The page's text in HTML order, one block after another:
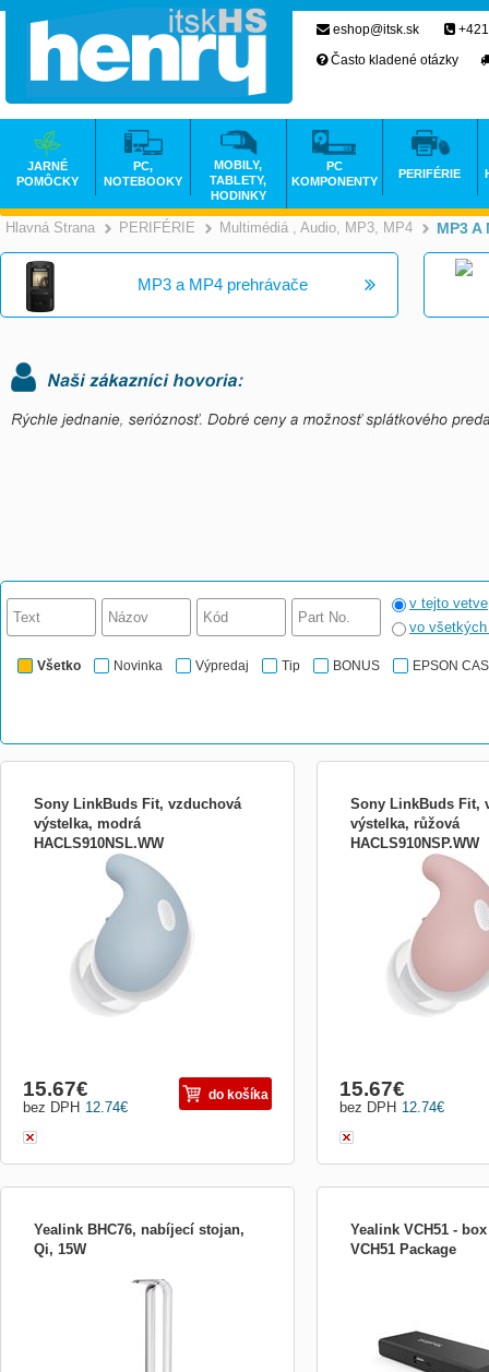
Hlavná Strana >
PERIFÉRIE >
Multimédiá , Audio, MP3, MP4 MP3 A
MP3 a MP4 prehrávače
v tejto vetve
vo
Všetko Novinka Výpredaj Tip BONUS EPSON
Sony LinkBuds Fit, vzduchová
výstelka, modrá
HACLS910NSL.WW
Vzduchové přídavné držáky sluchátek
LinkBuds Fit v různých barvách.
Vylepšený geometrický tvar padne do
ucha a má dutou koncovku, která snižuje
kontakt s uchem, zatímco upevnění je
zahnuté, aby nedošlo k vysunutí sluchátek
z uší. Vybírejte z pěti elega...
12.74€
bez DPH
15.67€ do košíka
Sony LinkBuds Fit,
výstelka, růžová
HACLS910NSP.WW
Vzduchové přídavné
LinkBuds Fit v různých
Vylepšený geometrický
ucha a má dutou
kontakt s uchem,
zahnuté, aby nedošlo k
z uší. Vybírejte z pěti
12.74€
bez DPH
15.67€
Yealink BHC76, nabíjecí stojan,
Qi, 15W
Multifunkční bezdrátový nabíjecí stojan
Yealink VCH51 -
VCH51 Package
poskytuje stabilní a jasný
prezentace. Kromě toho
videokonferenčním
eshop@itsk.sk
Často kladené otázky
JARNÉ
POMÔCKY
PC,
NOTEBOOKY
MOBILY,
TABLETY,
HODINKY
PC
KOMPONENTY
PERIFÉRIE